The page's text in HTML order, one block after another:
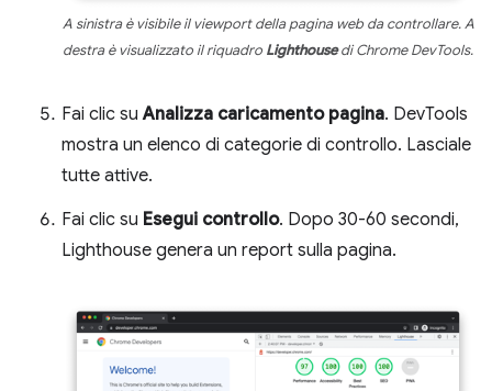
A sinistra è visibile il viewport della pagina web da controllare. A
destra è visualizzato il riquadro Lighthousedi Chrome DevTools.
Fai clic suAnalizza caricamento pagina. DevTools
mostra un elenco di categorie di controllo. Lasciale
tutte attive.
Fai clic su Esegui controllo. Dopo 30-60 secondi,
Lighthouse genera un report sulla pagina.